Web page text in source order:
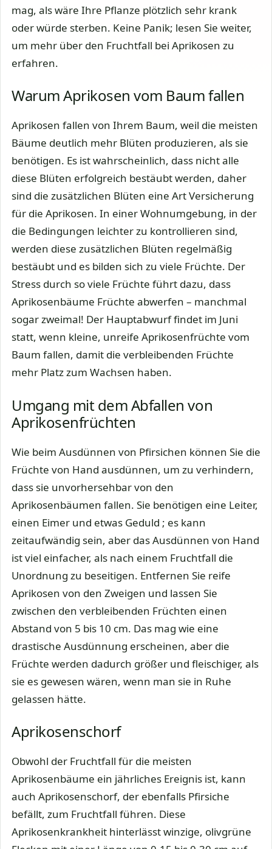
mag, als wäre Ihre Pflanze plötzlich sehr krank
oder würde sterben. Keine Panik; lesen Sie weiter,
um mehr über den Fruchtfall bei Aprikosen zu
erfahren.
Warum Aprikosen vom Baum fallen
Aprikosen fallen von Ihrem Baum, weil die meisten
Bäume deutlich mehr Blüten produzieren, als sie
benötigen. Es ist wahrscheinlich, dass nicht alle
diese Blüten erfolgreich bestäubt werden, daher
sind die zusätzlichen Blüten eine Art Versicherung
für die Aprikosen. In einer Wohnumgebung, in der
die Bedingungen leichter zu kontrollieren sind,
werden diese zusätzlichen Blüten regelmäßig
bestäubt und es bilden sich zu viele Früchte. Der
Stress durch so viele Früchte führt dazu, dass
Aprikosenbäume Früchte abwerfen – manchmal
sogar zweimal! Der Hauptabwurf findet im Juni
statt, wenn kleine, unreife Aprikosenfrüchte vom
Baum fallen, damit die verbleibenden Früchte
mehr Platz zum Wachsen haben.
Umgang mit dem Abfallen von
Aprikosenfrüchten
Wie beim Ausdünnen von Pfirsichen können Sie die
Früchte von Hand ausdünnen, um zu verhindern,
dass sie unvorhersehbar von den
Aprikosenbäumen fallen. Sie benötigen eine Leiter,
einen Eimer und etwas Geduld ; es kann
zeitaufwändig sein, aber das Ausdünnen von Hand
ist viel einfacher, als nach einem Fruchtfall die
Unordnung zu beseitigen. Entfernen Sie reife
Aprikosen von den Zweigen und lassen Sie
zwischen den verbleibenden Früchten einen
Abstand von 5 bis 10 cm. Das mag wie eine
drastische Ausdünnung erscheinen, aber die
Früchte werden dadurch größer und fleischiger, als
sie es gewesen wären, wenn man sie in Ruhe
gelassen hätte.
Aprikosenschorf
Obwohl der Fruchtfall für die meisten
Aprikosenbäume ein jährliches Ereignis ist, kann
auch Aprikosenschorf, der ebenfalls Pfirsiche
befällt, zum Fruchtfall führen. Diese
Aprikosenkrankheit hinterlässt winzige, olivgrüne